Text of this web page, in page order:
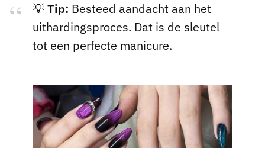
💡Tip: Besteed aandacht aan het
uithardingsproces. Dat is de sleutel
tot een perfecte manicure.